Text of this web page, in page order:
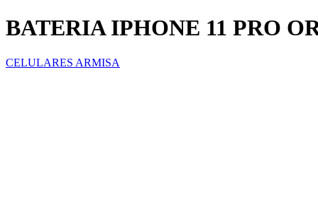
BATERIA IPHONE 11 PRO
CELULARES ARMISA